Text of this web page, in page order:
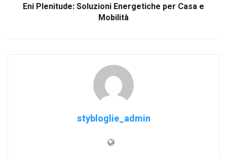
Eni Plenitude: Soluzioni Energetiche per Casa e
Mobilità
stybloglie_admin